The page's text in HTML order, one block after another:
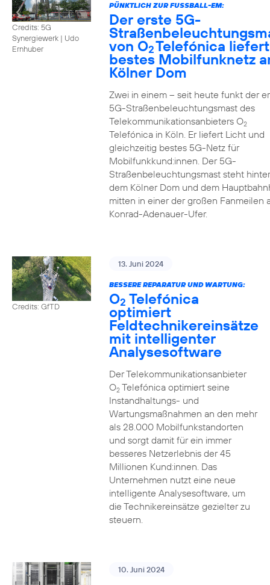
Credits: 5G
Synergiewerk | Udo
Ernhuber
PÜNKTLICH ZUR FUSSBALL-EM:
Der erste 5G-
von O2Telefónica liefert
bestes Mobilfunknetz
Kölner Dom
Zwei in einem – seit heute funkt der
5G-Straßenbeleuchtungsmast des
Telekommunikationsanbieters O2
Telefónica in Köln. Er liefert Licht und
gleichzeitig bestes 5G-Netz für
Mobilfunkkund:innen. Der 5G-
Straßenbeleuchtungsmast steht hinter
dem Kölner Dom und dem
mitten in einer der großen Fanmeilen
Konrad-Adenauer-Ufer.
Credits: GfTD
13. Juni 2024
BESSERE REPARATUR UND WARTUNG:
O2 Telefónica
optimiert
Feldtechnikereinsätze
mit intelligenter
Analysesoftware
Der Telekommunikationsanbieter
O2Telefónica optimiert seine
Instandhaltungs- und
Wartungsmaßnahmen an den mehr
als 28.000 Mobilfunkstandorten
und sorgt damit für ein immer
besseres Netzerlebnis der 45
Millionen Kund:innen. Das
Unternehmen nutzt eine neue
intelligente Analysesoftware, um
die Technikereinsätze gezielter zu
steuern.
10. Juni 2024